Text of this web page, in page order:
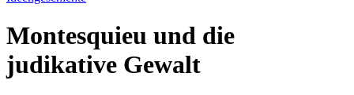
Montesquieu und die
judikative Gewalt